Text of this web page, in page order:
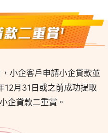
小企客戶申請小企貸款並
12月31日或之前成功提取
企貸款二重賞。